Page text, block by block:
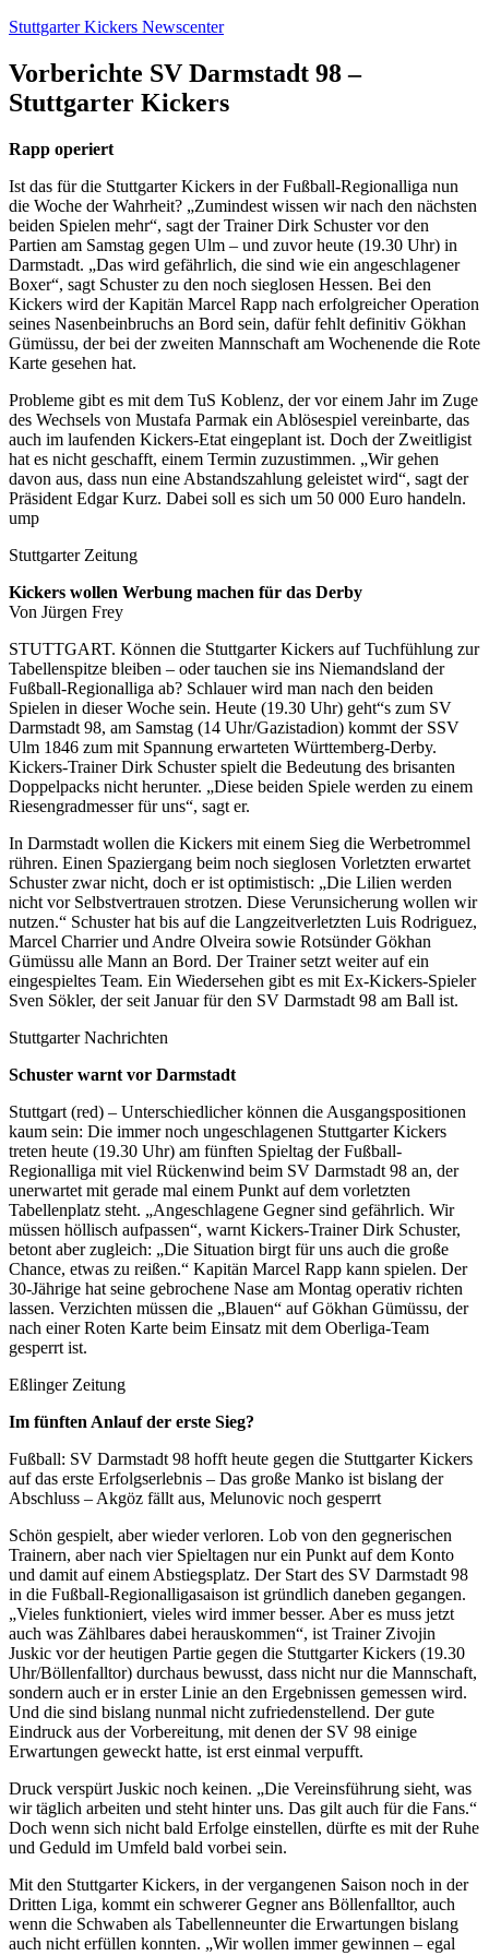
Zum
springen
Stuttgarter Kickers Newscenter
Vorberichte SV Darmstadt 98 –
Stuttgarter Kickers
Rapp operiert
Ist das für die Stuttgarter Kickers in der Fußball-Regionalliga nun
die Woche der Wahrheit? „Zumindest wissen wir nach den nächsten
beiden Spielen mehr“, sagt der Trainer Dirk Schuster vor den
Partien am Samstag gegen Ulm – und zuvor heute (19.30 Uhr) in
Darmstadt. „Das wird gefährlich, die sind wie ein angeschlagener
Boxer“, sagt Schuster zu den noch sieglosen Hessen. Bei den
Kickers wird der Kapitän Marcel Rapp nach erfolgreicher Operation
seines Nasenbeinbruchs an Bord sein, dafür fehlt definitiv Gökhan
Gümüssu, der bei der zweiten Mannschaft am Wochenende die Rote
Karte gesehen hat.
Probleme gibt es mit dem TuS Koblenz, der vor einem Jahr im Zuge
des Wechsels von Mustafa Parmak ein Ablösespiel vereinbarte, das
auch im laufenden Kickers-Etat eingeplant ist. Doch der Zweitligist
hat es nicht geschafft, einem Termin zuzustimmen. „Wir gehen
davon aus, dass nun eine Abstandszahlung geleistet wird“, sagt der
Präsident Edgar Kurz. Dabei soll es sich um 50 000 Euro handeln.
ump
Stuttgarter Zeitung
Kickers wollen Werbung machen für das Derby
Von Jürgen Frey
STUTTGART. Können die Stuttgarter Kickers auf Tuchfühlung zur
Tabellenspitze bleiben – oder tauchen sie ins Niemandsland der
Fußball-Regionalliga ab? Schlauer wird man nach den beiden
Spielen in dieser Woche sein. Heute (19.30 Uhr) geht“s zum SV
Darmstadt 98, am Samstag (14 Uhr/Gazistadion) kommt der SSV
Ulm 1846 zum mit Spannung erwarteten Württemberg-Derby.
Kickers-Trainer Dirk Schuster spielt die Bedeutung des brisanten
Doppelpacks nicht herunter. „Diese beiden Spiele werden zu einem
Riesengradmesser für uns“, sagt er.
In Darmstadt wollen die Kickers mit einem Sieg die Werbetrommel
rühren. Einen Spaziergang beim noch sieglosen Vorletzten erwartet
Schuster zwar nicht, doch er ist optimistisch: „Die Lilien werden
nicht vor Selbstvertrauen strotzen. Diese Verunsicherung wollen wir
nutzen.“ Schuster hat bis auf die Langzeitverletzten Luis Rodriguez,
Marcel Charrier und Andre Olveira sowie Rotsünder Gökhan
Gümüssu alle Mann an Bord. Der Trainer setzt weiter auf ein
eingespieltes Team. Ein Wiedersehen gibt es mit Ex-Kickers-Spieler
Sven Sökler, der seit Januar für den SV Darmstadt 98 am Ball ist.
Stuttgarter Nachrichten
Schuster warnt vor Darmstadt
Stuttgart (red) – Unterschiedlicher können die Ausgangspositionen
kaum sein: Die immer noch ungeschlagenen Stuttgarter Kickers
treten heute (19.30 Uhr) am fünften Spieltag der Fußball-
Regionalliga mit viel Rückenwind beim SV Darmstadt 98 an, der
unerwartet mit gerade mal einem Punkt auf dem vorletzten
Tabellenplatz steht. „Angeschlagene Gegner sind gefährlich. Wir
müssen höllisch aufpassen“, warnt Kickers-Trainer Dirk Schuster,
betont aber zugleich: „Die Situation birgt für uns auch die große
Chance, etwas zu reißen.“ Kapitän Marcel Rapp kann spielen. Der
30-Jährige hat seine gebrochene Nase am Montag operativ richten
lassen. Verzichten müssen die „Blauen“ auf Gökhan Gümüssu, der
nach einer Roten Karte beim Einsatz mit dem Oberliga-Team
gesperrt ist.
Eßlinger Zeitung
Im fünften Anlauf der erste Sieg?
Fußball: SV Darmstadt 98 hofft heute gegen die Stuttgarter Kickers
auf das erste Erfolgserlebnis – Das große Manko ist bislang der
Abschluss – Akgöz fällt aus, Melunovic noch gesperrt
Schön gespielt, aber wieder verloren. Lob von den gegnerischen
Trainern, aber nach vier Spieltagen nur ein Punkt auf dem Konto
und damit auf einem Abstiegsplatz. Der Start des SV Darmstadt 98
in die Fußball-Regionalligasaison ist gründlich daneben gegangen.
„Vieles funktioniert, vieles wird immer besser. Aber es muss jetzt
auch was Zählbares dabei herauskommen“, ist Trainer Zivojin
Juskic vor der heutigen Partie gegen die Stuttgarter Kickers (19.30
Uhr/Böllenfalltor) durchaus bewusst, dass nicht nur die Mannschaft,
sondern auch er in erster Linie an den Ergebnissen gemessen wird.
Und die sind bislang nunmal nicht zufriedenstellend. Der gute
Eindruck aus der Vorbereitung, mit denen der SV 98 einige
Erwartungen geweckt hatte, ist erst einmal verpufft.
Druck verspürt Juskic noch keinen. „Die Vereinsführung sieht, was
wir täglich arbeiten und steht hinter uns. Das gilt auch für die Fans.“
Doch wenn sich nicht bald Erfolge einstellen, dürfte es mit der Ruhe
und Geduld im Umfeld bald vorbei sein.
Mit den Stuttgarter Kickers, in der vergangenen Saison noch in der
Dritten Liga, kommt ein schwerer Gegner ans Böllenfalltor, auch
wenn die Schwaben als Tabellenneunter die Erwartungen bislang
auch nicht erfüllen konnten. „Wir wollen immer gewinnen – egal